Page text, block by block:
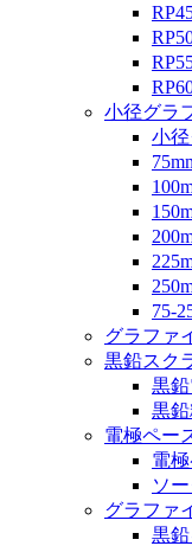
小径グラ
小
75-
グラファ
黒鉛スク
黒
黒
電極ペー
電
ソ
グラファ
黒